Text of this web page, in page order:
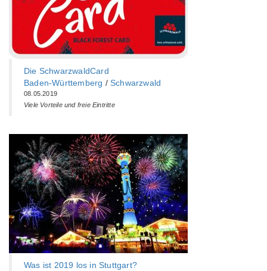
Die SchwarzwaldCard
Baden-Württemberg‎ /Schwarzwald
08.05.2019
Viele Vorteile und freie Eintritte
Was ist 2019 los in Stuttgart?